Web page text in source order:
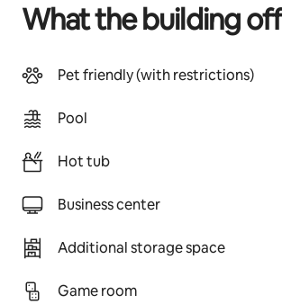
What the building
Pet friendly (with restrictions)
Pool
Hot tub
Business center
Additional storage space
Game room